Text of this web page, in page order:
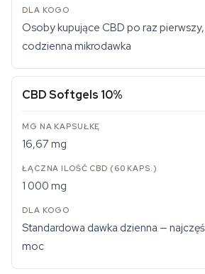
Osoby kupujące CBD po raz
codzienna mikrodawka
CBD Softgels 10%
16,67 mg
1 000 mg
Standardowa dawka dzienna —
moc